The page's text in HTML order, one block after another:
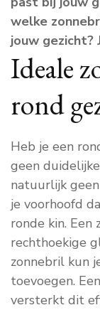
welke
jouw gezicht?
Ideale
rond
Heb je een
geen
natuurlijk
je voorhoofd
ronde kin.
rechthoekige
zonnebril kun
toevoegen.
versterkt dit